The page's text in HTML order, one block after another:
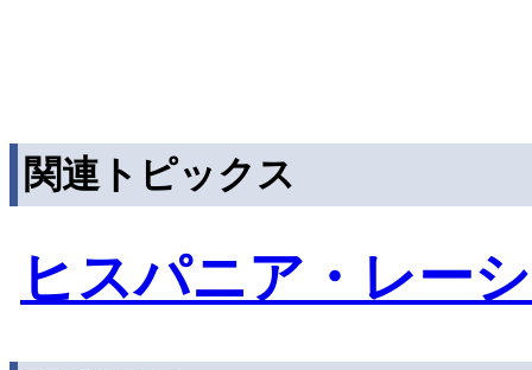
関連トピックス
ヒスパニア・レー